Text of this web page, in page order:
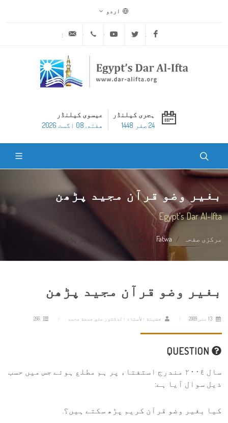
اردو
Facebook
Twitter
Youtube
ہجری کیلنڈر
24 صفر 1448
عیسوی کیلنڈر
هفته, 08 اگست 2026
بغیر وضو قرآن مجید پڑھن
Egypt's Dar Al-Ifta
مرکزی صفحہ Fatwa بغیر وضو قرآن مجید پڑھن
بغیر وضو قرآن مجید پڑھن
فضيلة الأستاذ الدكتور علي جمعة محمد 266
سال ٢٠٠٤ مندرج استفتاء پر ہم مطلع ہوئے جس میں حسب
ذیل سوال آیا ہے:
کیا بغیر وضو قرآن کریم پڑھ سکتے ہیں؟.